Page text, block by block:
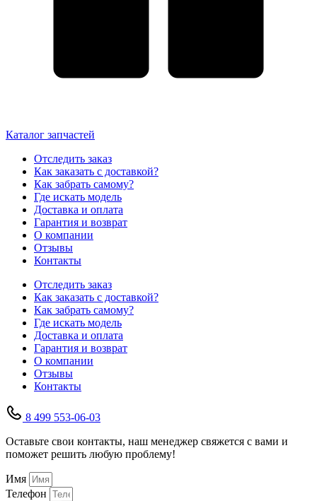
Каталог запчастей
Отследить заказ
Как заказать с доставкой?
Как забрать самому?
Где искать модель
Доставка и оплата
Гарантия и возврат
О компании
Отзывы
Контакты
Отследить заказ
Как заказать с доставкой?
Как забрать самому?
Где искать модель
Доставка и оплата
Гарантия и возврат
О компании
Отзывы
Контакты
8 499 553-06-03
Оставьте свои контакты, наш менеджер свяжется с вами и
поможет решить любую проблему!
Имя
Телефон